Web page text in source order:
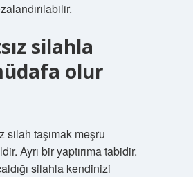
silahla
olur
silah taşımak meşru
Ayrı bir yaptırıma tabidir.
silahla kendinizi